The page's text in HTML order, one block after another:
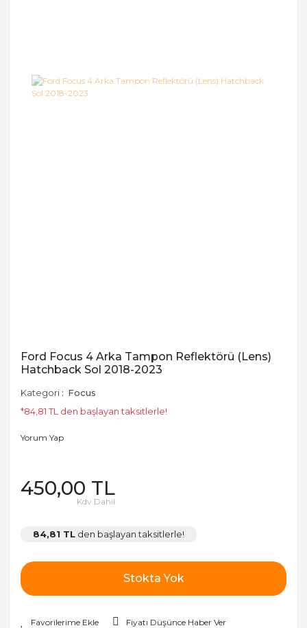
Ford Focus 4 Arka Tampon Reflektörü (Lens)
Hatchback Sol 2018-2023
Kategori
Focus
*84,81 TL den başlayan taksitlerle!
Yorum Yap
450,00 TL
Kdv Dahil
84,81 TL den başlayan taksitlerle!
Stokta Yok
Fiyatı Düşünce Haber Ver